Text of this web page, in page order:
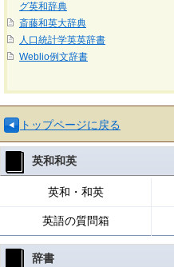
グ英和辞典
斎藤和英大辞典
人口統計学英英辞書
Weblio例文辞書
トップページに戻る
英和和英
英和・和英
英語の質問箱
辞書